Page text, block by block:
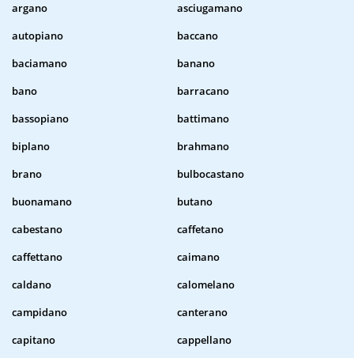
argano
asciugamano
autopiano
baccano
baciamano
banano
bano
barracano
bassopiano
battimano
biplano
brahmano
brano
bulbocastano
buonamano
butano
cabestano
caffetano
caffettano
caimano
caldano
calomelano
campidano
canterano
capitano
cappellano